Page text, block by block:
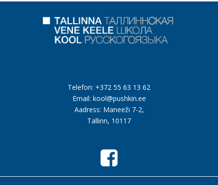
Telefon: +372 55 63 13 62
Email: kool@pushkin.ee
Aadress: Maneeži 7-2,
Tallinn, 10117